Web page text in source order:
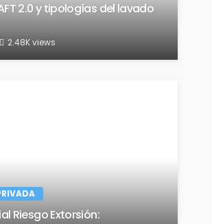
2.0 y tipologías del lavado
2.48K views
Riesgo Extorsión: